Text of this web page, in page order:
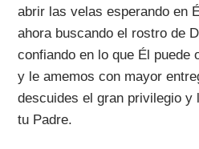
abrir las velas esperando en
ahora buscando el rostro de
confiando en lo que Él puede
y le amemos con mayor
descuides el gran privilegio y
tu Padre.